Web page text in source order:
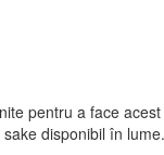
pentru a face
disponibil în